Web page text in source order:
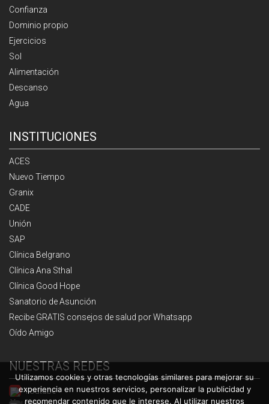
Confianza
Dominio propio
Ejercicios
Sol
Alimentación
Descanso
Agua
INSTITUCIONES
ACES
Nuevo Tiempo
Granix
CADE
Unión
SAP
Clínica Belgrano
Clínica Ana Sthal
Clínica Good Hope
Sanatorio de Asunción
Recibe GRATIS consejos de salud por Whatsapp
Oído Amigo
NUESTRAS REDES
Youtube
Utilizamos cookies y otras tecnologías similares para mejorar su
experiencia en nuestros servicios, personalizar la publicidad y
recomendar contenido que le interese. Al utilizar nuestros